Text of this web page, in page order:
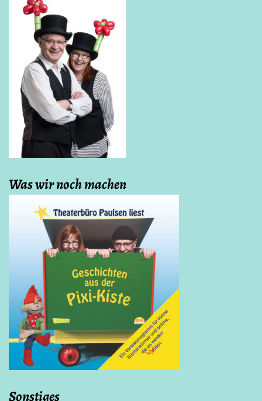
Was wir noch machen
Sonstiges